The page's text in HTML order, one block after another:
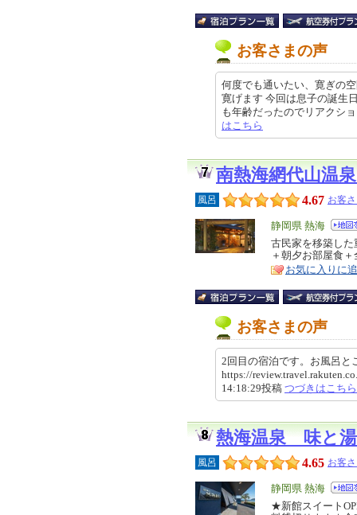
お客さまの声
何度でも通いたい、寛ぎの
寛げます 今回は息子の誕生
も年齢だったのでリアクシ
はこちら
南熱海網代山
風呂 4.67 お客
エ
リ
ア
静岡県 熱海
特
徴
古民家を移築し
＋朝夕お部屋食
お気に入りに
お客さまの声
2回目の宿泊です。お風呂
https://
14:18:29投稿 つづきはこちら
熱海温泉 味と
風呂 4.65 お客
エ
リ
静岡県 熱海
特
★新館スイート